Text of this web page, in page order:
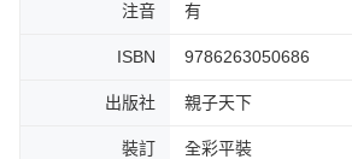
注音 有
ISBN 9786263050686
出版社 親子天下
裝訂 全彩平裝